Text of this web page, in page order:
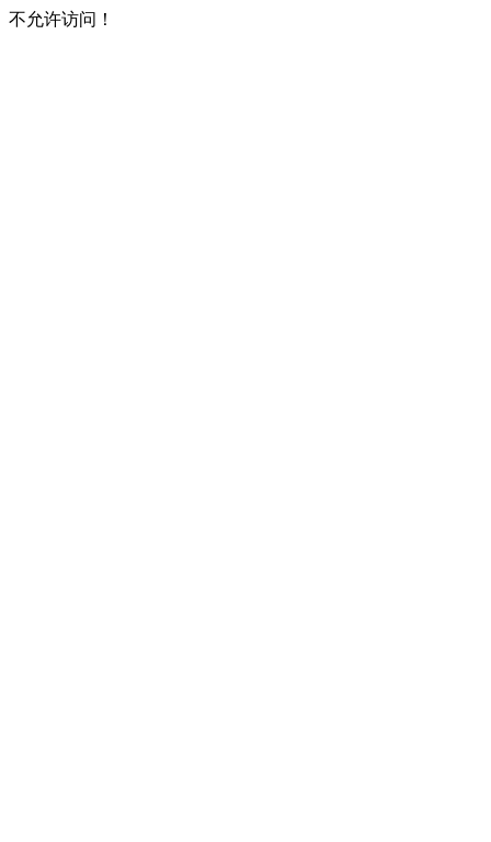
不允许访问！